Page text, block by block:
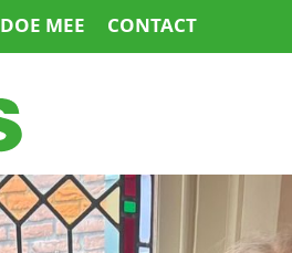
DOE MEE CONTACT